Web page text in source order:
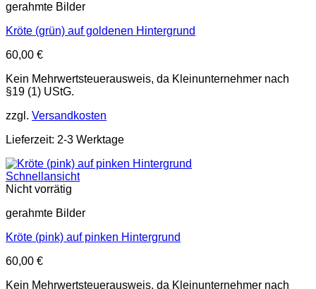
gerahmte Bilder
Kröte (grün) auf goldenen Hintergrund
60,00 €
Kein Mehrwertsteuerausweis, da Kleinunternehmer nach
§19 (1) UStG.
zzgl. Versandkosten
Lieferzeit: 2-3 Werktage
Schnellansicht
Nicht vorrätig
gerahmte Bilder
Kröte (pink) auf pinken Hintergrund
60,00 €
Kein Mehrwertsteuerausweis, da Kleinunternehmer nach